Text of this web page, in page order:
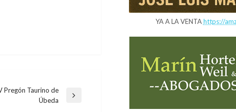
Pregón Taurino de
Úbeda
YA A LA VENTAhttps://